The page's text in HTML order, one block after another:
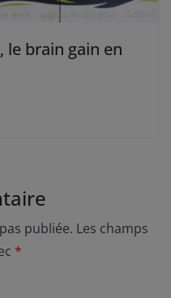
le brain gain en
publiée. Les champs
*